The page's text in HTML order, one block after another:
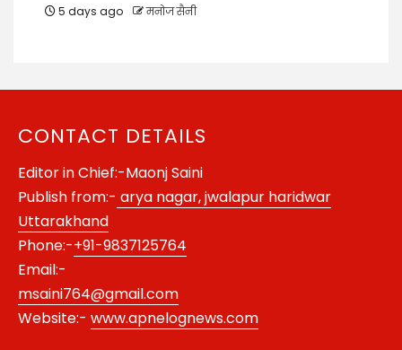
5 days ago मनोज सैनी
CONTACT DETAILS
Editor in Chief:-Maonj Saini
Publish from:- arya nagar, jwalapur haridwar
Uttarakhand
Phone:-+91-9837125764
Email:-
msaini764@gmail.com
Website:- www.apnelognews.com